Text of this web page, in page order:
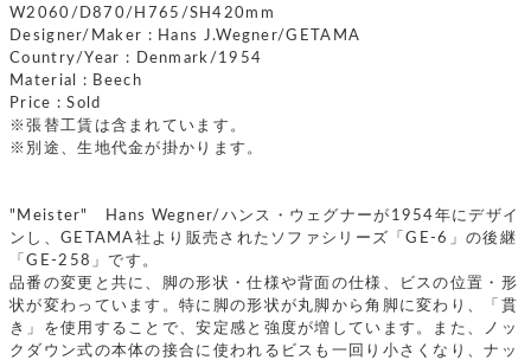
W2060/D870/H765/SH420mm
Designer/Maker : Hans J.Wegner/GETAMA
Country/Year : Denmark/1954
Material : Beech
Price : Sold
※張替工賃は含まれています。
※別途、生地代金が掛かります。
"Meister" Hans Wegner/ハンス・ウェグナーが1954年にデザイ
ンし、GETAMA社より販売されたソファシリーズ「GE-6」の後継
「GE-258」です。
品番の変更と共に、脚の形状・仕様や背面の仕様、ビスの位置・形
状が変わっています。特に脚の形状が丸脚から角脚に変わり、「貫
き」を使用することで、安定感と強度が増しています。また、ノッ
クダウン式の本体の接合に使われるビスも一回り小さくなり、ナッ